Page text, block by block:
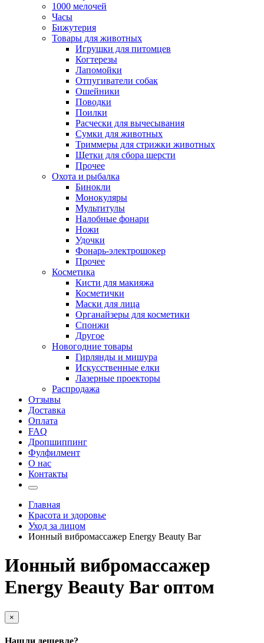
1000 мелочей
Часы
Бижутерия
Товары для животных
Игрушки для питомцев
Когтерезы
Лапомойки
Отпугиватели собак
Ошейники
Поводки
Поилки
Расчески для вычесывания
Сумки для животных
Триммеры для стрижки животных
Щетки для сбора шерсти
Прочее
Охота и рыбалка
Бинокли
Монокуляры
Мультитулы
Налобные фонари
Ножи
Удочки
Фонарь-электрошокер
Прочее
Косметика
Кисти для макияжа
Косметички
Маски для лица
Органайзеры для косметики
Спонжи
Другое
Новогодние товары
Гирлянды и мишура
Искусственные елки
Лазерные проекторы
Распродажа
Отзывы
Доставка
Оплата
FAQ
Дропшиппинг
Фулфилмент
О нас
Контакты
Главная
Красота и здоровье
Уход за лицом
Ионный вибромассажер Energy Beauty Bar
Ионный вибромассажер
Energy Beauty Bar оптом
×